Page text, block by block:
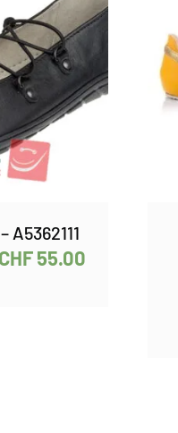
A5362111
CHF55.00